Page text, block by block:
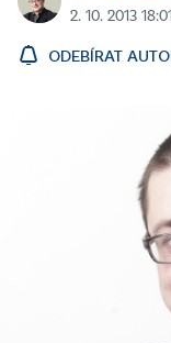
2. 10. 2013
ODEBÍRAT